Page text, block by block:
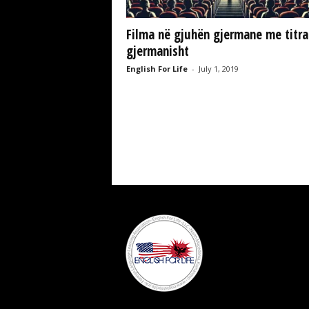
Filma në gjuhën gjermane me titra
gjermanisht
English For Life - July 1, 2019